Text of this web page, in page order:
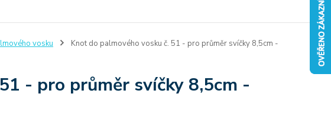
vosku
Knot do palmového vosku č. 51 - pro průměr svíčky 8,5cm -
- pro průměr svíčky 8,5cm -